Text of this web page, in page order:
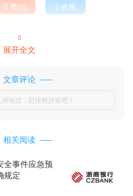
 赞()  收藏

展开全文
文章评论
论过，赶快抢沙发吧！
相关阅读
全事件应急预
规定